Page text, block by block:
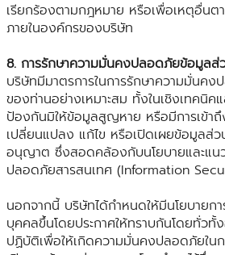
เรียกร้องตามกฎหมาย หรือเพื่อเหตุอื่นต
ภายในองค์กรของบริษัท
8. การรักษาความมั่นคงปลอดภัยข้อมูลส่
บริษัทมีมาตรการในการรักษาความมั่นค
ของท่านอย่างเหมาะสม ทั้งในเชิงเทคนิค
ป้องกันมิให้ข้อมูลสูญหาย หรือมีการเข้า
เปลี่ยนแปลง แก้ไข หรือเปิดเผยข้อมูลส่ว
อนุญาต ซึ่งสอดคล้องกับนโยบายและแ
ปลอดภัยสารสนเทศ (Information
นอกจากนี้ บริษัทได้กำหนดให้มีนโยบายก
บุคคลขึ้นโดยประกาศให้ทราบกันโดยทั่ว
ปฏิบัติเพื่อให้เกิดความมั่นคงปลอดภัยใน